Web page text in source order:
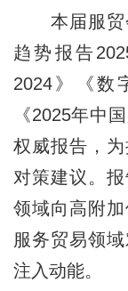
本届服贸
趋势报告
2024》《数
《2025年中
权威报告，
对策建议。
领域向高附
服务贸易领
注入动能。